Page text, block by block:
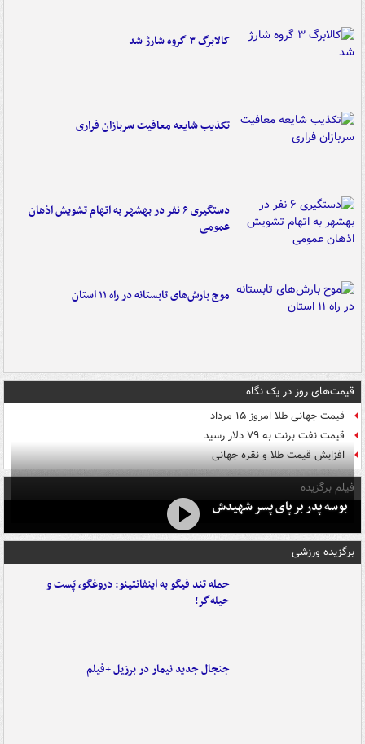
کالابرگ ۳ گروه شارژ شد
تکذیب شایعه معافیت سربازان فراری
دستگیری ۶ نفر در بهشهر به اتهام تشویش اذهان
عمومی
موج بارش‌های تابستانه در راه ۱۱ استان
قیمت‌های روز در یک نگاه
قیمت جهانی طلا امروز ۱۵ مرداد
قیمت نفت برنت به ۷۹ دلار رسید
افزایش قیمت طلا و نقره جهانی
فیلم برگزیده
بوسه‌ پدر بر پای پسر شهیدش
برگزیده ورزشی
حمله تند فیگو به اینفانتینو: دروغگو، پَست‌ و
حیله‌گر!
جنجال جدید نیمار در برزیل +فیلم